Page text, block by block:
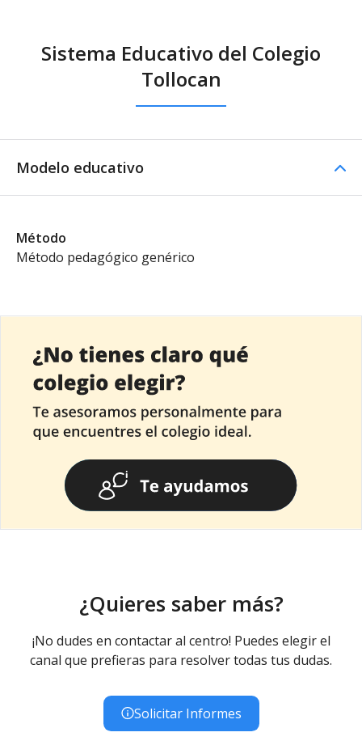
Sistema Educativo del Colegio
Tollocan
Modelo educativo
Método
Método pedagógico genérico
¿Quieres saber más?
¡No dudes en contactar al centro! Puedes elegir el
canal que prefieras para resolver todas tus dudas.
Solicitar Informes